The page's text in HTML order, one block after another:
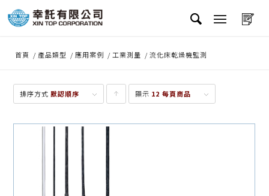
首頁 / 產品類型 / 應用案例 / 工業測量 / 流化床乾燥機監測
排序方式默認順序
點
序顯
品
顯示 12 每頁商品